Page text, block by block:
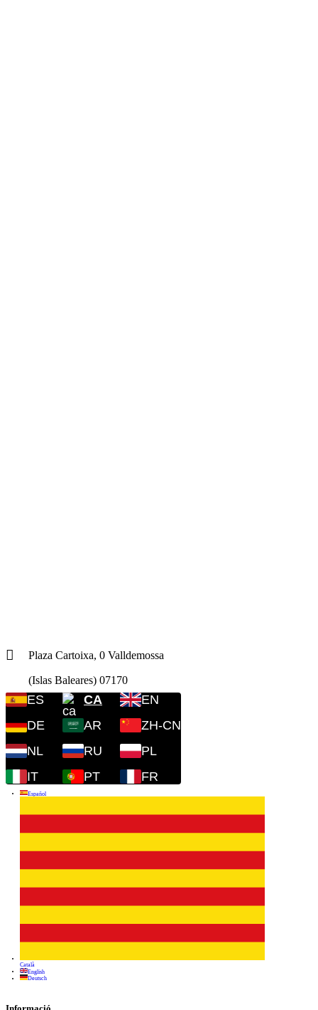
Plaza Cartoixa, 0 Valldemossa
(Islas Baleares) 07170
ES CA
EN
DE
AR
ZH-CN
NL
RU
PL
IT
PT FR